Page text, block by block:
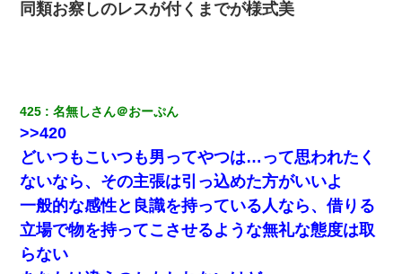
同類お察しのレスが付くまでが様式美
425 名無しさん＠おーぷん
>>420
どいつもこいつも男ってやつは…って思われたく
ないなら、その主張は引っ込めた方がいいよ
一般的な感性と良識を持っている人なら、借りる
立場で物を持ってこさせるような無礼な態度は取
らない